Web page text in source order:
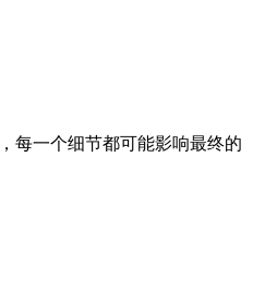
每一个细节都可能影响最终的